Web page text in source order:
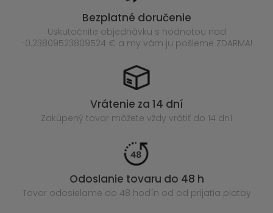
Bezplatné doručenie
Uskutočnite objednávku s hodnotou nad
-0.23809523809524 € a my vám ju pošleme ZDARMA!
Vrátenie za 14 dní
Zakúpený tovar môžete vždy vrátiť do 14 dní
Odoslanie tovaru do 48 h
Tovar odosielame do 48 hodín od od prijatia platby